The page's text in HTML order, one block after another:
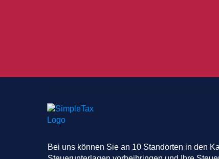
Bei uns können Sie an 10 Standorten in den